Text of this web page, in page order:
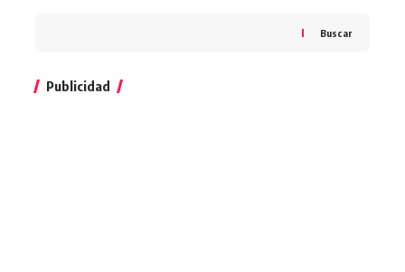
Buscar
Publicidad